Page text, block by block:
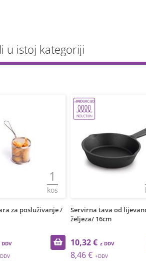
u istoj kategoriji
/
1
Servirna tava od lijevanog
željeza/ 16cm
10,32 €
8,46 €